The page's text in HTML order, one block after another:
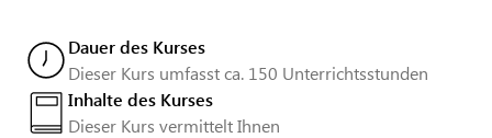
Dauer des Kurses
Dieser Kurs umfasst ca. 150 Unterrichtsstunden
Inhalte des Kurses
Dieser Kurs vermittelt Ihnen